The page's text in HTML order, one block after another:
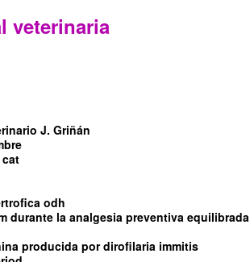
veterinaria
J. Griñán
odh
durante la analgesia preventiva equilibrada
producida por dirofilaria immitis